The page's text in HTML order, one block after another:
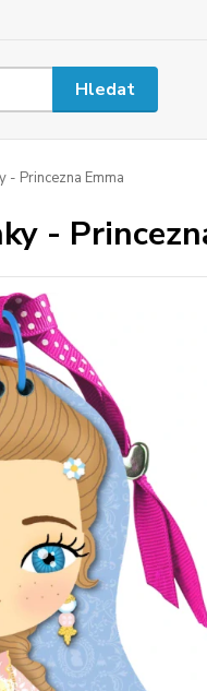
Hledat
- Princezna Emma
-